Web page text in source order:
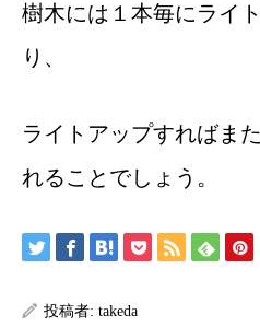
樹木には１本毎にライ
り、
ライトアップすればま
れることでしょう。
投稿者: takeda